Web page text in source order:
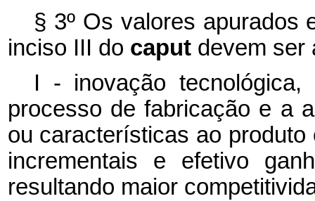
§ 3º Os valores apurados
inciso III do caput devem ser
I - inovação
processo de fabricação e a
ou características ao
incrementais e efetivo
resultando maior